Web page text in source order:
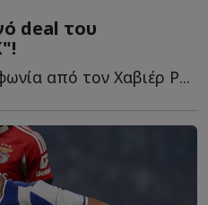
deal του
από τον Χαβιέρ Ρ...